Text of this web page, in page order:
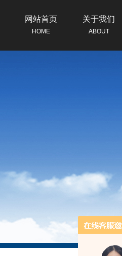
网站首页
HOME
关于我们
ABOUT